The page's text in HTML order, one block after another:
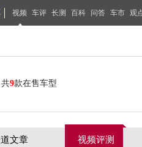
视频 车评 长测 百科 问答 车市 观
共9款在售车型
文章 视频评测